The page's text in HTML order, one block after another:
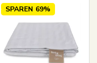
SPAREN 69%